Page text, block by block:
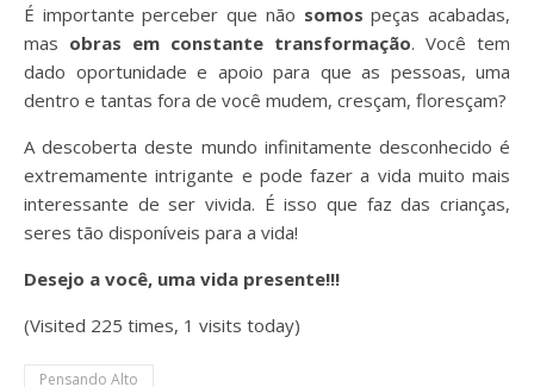
É importante perceber que não somos peças acabadas,
mas obras em constante transformação. Você tem
dado oportunidade e apoio para que as pessoas, uma
dentro e tantas fora de você mudem, cresçam, floresçam?
A descoberta deste mundo infinitamente desconhecido é
extremamente intrigante e pode fazer a vida muito mais
interessante de ser vivida. É isso que faz das crianças,
seres tão disponíveis para a vida!
Desejo a você, uma vida presente!!!
(Visited 225 times, 1 visits today)
Pensando Alto